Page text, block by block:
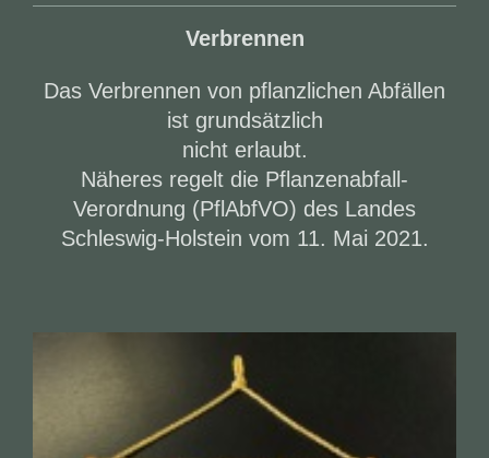
Verbrennen
Das Verbrennen von pflanzlichen Abfällen
ist grundsätzlich
nicht erlaubt.
Näheres regelt die Pflanzenabfall-
Verordnung (PflAbfVO) des Landes
Schleswig-Holstein vom 11. Mai 2021.